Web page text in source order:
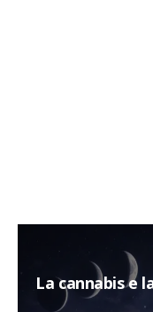
La cannabis e